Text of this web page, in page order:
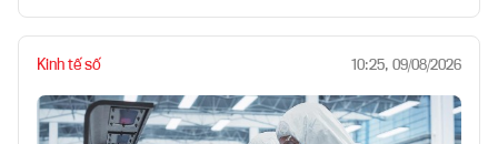
Kinh tế số 10:25, 09/08/2026